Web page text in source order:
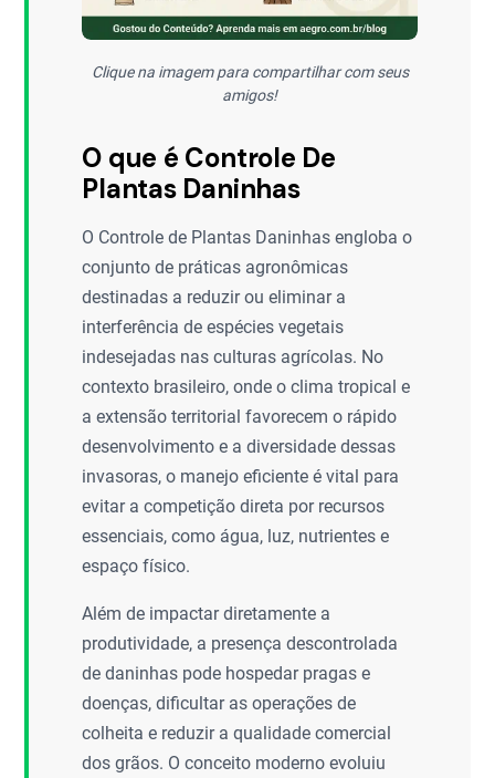
Clique na imagem para compartilhar com seus
amigos!
O que é Controle De
Plantas Daninhas
O Controle de Plantas Daninhas engloba o
conjunto de práticas agronômicas
destinadas a reduzir ou eliminar a
interferência de espécies vegetais
indesejadas nas culturas agrícolas. No
contexto brasileiro, onde o clima tropical e
a extensão territorial favorecem o rápido
desenvolvimento e a diversidade dessas
invasoras, o manejo eficiente é vital para
evitar a competição direta por recursos
essenciais, como água, luz, nutrientes e
espaço físico.
Além de impactar diretamente a
produtividade, a presença descontrolada
de daninhas pode hospedar pragas e
doenças, dificultar as operações de
colheita e reduzir a qualidade comercial
dos grãos. O conceito moderno evoluiu